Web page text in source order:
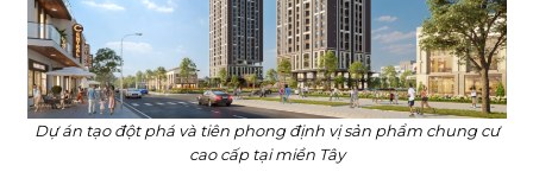
Dự án tạo đột phá và tiên phong định vị sản phẩm chung cư
cao cấp tại miền Tây